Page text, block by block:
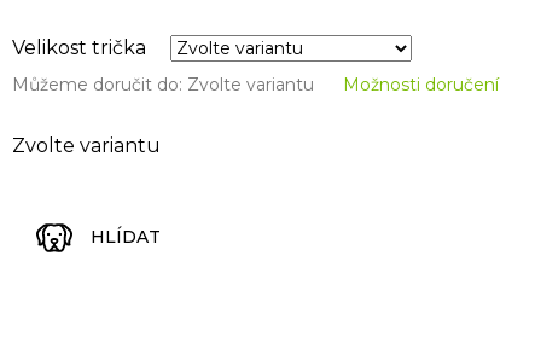
Zvolte variantu
Velikost trička
Můžeme doručit do: Zvolte variantu Možnosti doručení
HLÍDAT